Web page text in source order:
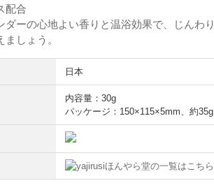
配合
ダーの心地よい香りと温浴効果で、じんわ
しょう。
日本
内容量：30g
パッケージ：150×115×5mm、約35g
ほんやら堂の一覧はこちら